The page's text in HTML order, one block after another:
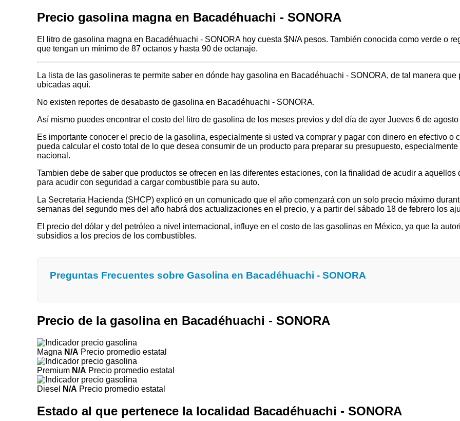
Precio gasolina magna en Bacadéhuachi - SONORA
El litro de gasolina magna en Bacadéhuachi - SONORA hoy cuesta $N/A pesos. También conocida como verde o
que tengan un mínimo de 87 octanos y hasta 90 de octanaje.
La lista de las gasolineras te permite saber en dónde hay gasolina en Bacadéhuachi - SONORA, de tal manera
ubicadas aquí.
No existen reportes de desabasto de gasolina en Bacadéhuachi - SONORA.
Así mismo puedes encontrar el costo del litro de gasolina de los meses previos y del día de ayer Jueves 6 de
Es importante conocer el precio de la gasolina, especialmente si usted va comprar y pagar con dinero en efectivo o
pueda calcular el costo total de lo que desea consumir de un producto para preparar su presupuesto,
nacional.
Tambien debe de saber que productos se ofrecen en las diferentes estaciones, con la finalidad de acudir a
para acudir con seguridad a cargar combustible para su auto.
La Secretaria Hacienda (SHCP) explicó en un comunicado que el año comenzará con un solo precio máximo
semanas del segundo mes del año habrá dos actualizaciones en el precio, y a partir del sábado 18 de febrero los
El precio del dólar y del petróleo a nivel internacional, influye en el costo de las gasolinas en México, ya que la
subsidios a los precios de los combustibles.
Preguntas Frecuentes sobre Gasolina en Bacadéhuachi - SONORA
Precio de la gasolina en Bacadéhuachi - SONORA
Magna N/A Precio promedio estatal
Premium N/A Precio promedio estatal
Diesel N/A Precio promedio estatal
Estado al que pertenece la localidad Bacadéhuachi - SONORA